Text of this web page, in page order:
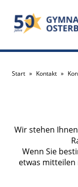
Start » Kontakt »
Wir stehen
Wenn Sie
etwas mitteilen